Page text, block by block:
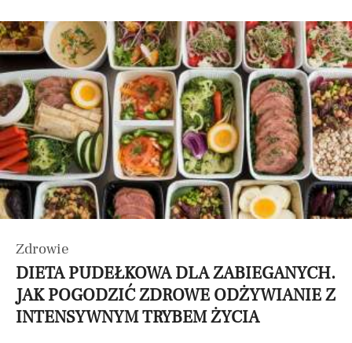
Zdrowie
DIETA PUDEŁKOWA DLA ZABIEGANYCH.
JAK POGODZIĆ ZDROWE ODŻYWIANIE Z
INTENSYWNYM TRYBEM ŻYCIA